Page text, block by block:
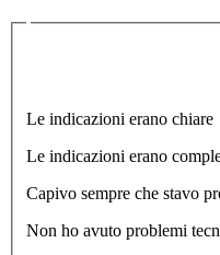
Le indicazioni erano chiare
Le indicazioni erano
Capivo sempre che stavo
Non ho avuto problemi